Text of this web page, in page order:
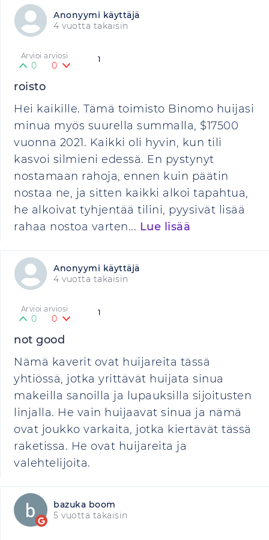
Anonyymi käyttäjä
4 vuotta takaisin
1
Arvioi arviosi
0 0
roisto
Hei kaikille. Tämä toimisto Binomo huijasi
minua myös suurella summalla, $17500
vuonna 2021. Kaikki oli hyvin, kun tili
kasvoi silmieni edessä. En pystynyt
nostamaan rahoja, ennen kuin päätin
nostaa ne, ja sitten kaikki alkoi tapahtua,
he alkoivat tyhjentää tilini, pyysivät lisää
rahaa nostoa varten... Lue lisää
Anonyymi käyttäjä
4 vuotta takaisin
1
Arvioi arviosi
0 0
not good
Nämä kaverit ovat huijareita tässä
yhtiössä, jotka yrittävät huijata sinua
makeilla sanoilla ja lupauksilla sijoitusten
linjalla. He vain huijaavat sinua ja nämä
ovat joukko varkaita, jotka kiertävät tässä
raketissa. He ovat huijareita ja
valehtelijoita.
bazuka boom
5 vuotta takaisin